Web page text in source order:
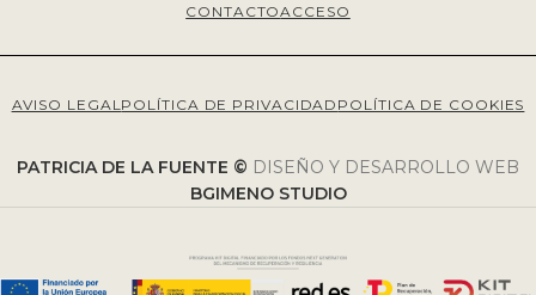
CONTACTOACCESO
AVISO LEGAL POLÍTICA DE PRIVACIDAD POLÍTICA DE COOKIES
PATRICIA DE LA FUENTE © DISEÑO Y DESARROLLO WEB
BGIMENO STUDIO